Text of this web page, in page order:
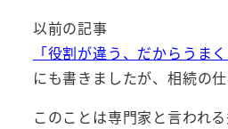
以前の記事
「役割が違う、だからうまく
にも書きましたが、相続の
このことは専門家と言われ